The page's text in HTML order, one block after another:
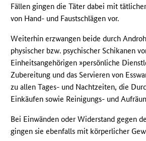
Fällen gingen die Täter dabei mit
von Hand- und Faustschlägen vor.
Weiterhin erzwangen beide durch
physischer bzw. psychischer Schikanen
Einheitsangehörigen »persönliche
Zubereitung und das Servieren von
zu allen Tages- und Nachtzeiten, die
Einkäufen sowie Reinigungs- und
Bei Einwänden oder Widerstand gegen
gingen sie ebenfalls mit körperlicher